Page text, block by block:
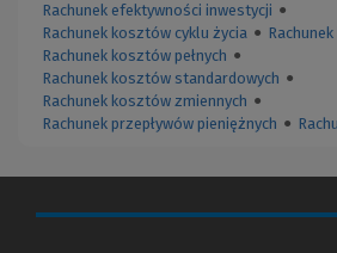
Rachunek efektywności inwestycji ●
Rachunek kosztów cyklu życia ●
Rachunek kosztów pełnych ●
Rachunek kosztów standardowych ●
Rachunek kosztów zmiennych ●
Rachunek przepływów pieniężnych ●